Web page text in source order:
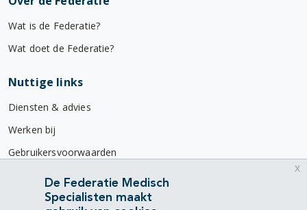
Wat is de Federatie?
Wat doet de Federatie?
Nuttige links
Diensten & advies
Werken bij
Gebruikersvoorwaarden
Privacyverklaring
De Federatie Medisch
Specialisten maakt
x